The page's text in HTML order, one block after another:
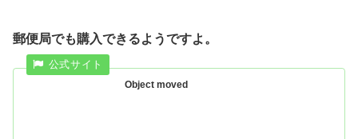
郵便局でも購入できるようですよ。
Object moved